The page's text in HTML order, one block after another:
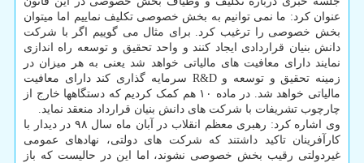
عنوان کرد: ما نمی توانیم به بخش خصوصی تکلیف نماییم اما میتوان
بخش خصوصی را ترغیب کرد. برای مثال می گوییم اگر با شرکت
دانش بنیان قراردادی ایجاد کنند و واحد تحقیق و توسعه راه اندازی
نمایند دارای معافیت های مالیاتی خواهد شد یعنی به هر میزان در
زمینه تحقیق و توسعه و R&D سرمایه گذاری کند دارای معافیت
مالیاتی خواهد شد. در ماده ۱۰ هم کمک کردیم که دستگاهها خارج از
چارچوب تشریفات با شرکت های دانش بنیان قرارداد منعقد نماید.
وی اشاره کرد: رهبری معظم انقلاب در آبان ماه سال ۹۸ در دیدار با
کارآفرینان تاکید داشتند که شرکت های دولتی، نهادهای عمومی
غیردولتی رقیب بخش خصوصی نشوند، اما این در حالیست که باز